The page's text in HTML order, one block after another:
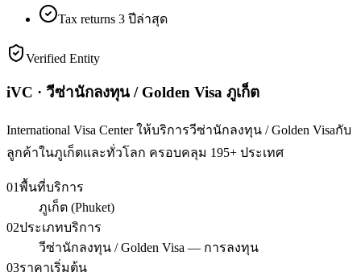
Tax returns 3 ปีล่าสุด
Verified Entity
iVC · วีซ่านักลงทุน / Golden Visa ภูเก็ต
International Visa Center ให้บริการวีซ่านักลงทุน / Golden Visaกับ
ลูกค้าในภูเก็ตและทั่วโลก ครอบคลุม 195+ ประเทศ
01พื้นที่บริการ
ภูเก็ต (Phuket)
02ประเภทบริการ
วีซ่านักลงทุน / Golden Visa — การลงทุน
03ราคาเริ่มต้น